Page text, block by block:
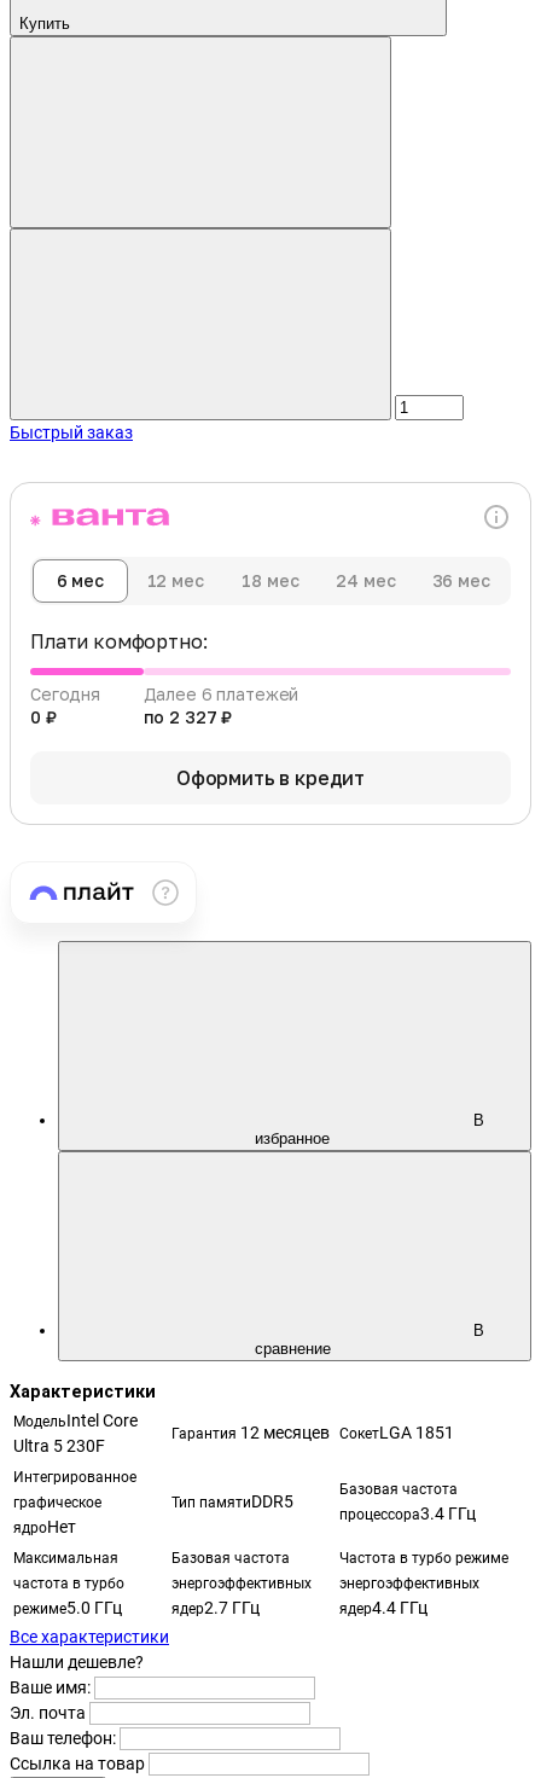
Купить
Быстрый заказ
6 мес 12 мес 18 мес 24 мес 36 мес
Плати комфортно:
Сегодня
0 ₽
Далее 6 платежей
по 2 327 ₽
Оформить в кредит
В
избранное
В
сравнение
Характеристики
МодельIntel Core
Ultra 5 230F
Гарантия 12 месяцев СокетLGA 1851
Интегрированное
графическое
ядроНет
Тип памятиDDR5
Базовая частота
процессора3.4 ГГц
Максимальная
частота в турбо
режиме5.0 ГГц
Базовая частота
энергоэффективных
ядер2.7 ГГц
Частота в турбо режиме
энергоэффективных
ядер4.4 ГГц
Все характеристики
Нашли дешевле?
Ваше имя:
Эл. почта
Ваш телефон:
Ссылка на товар